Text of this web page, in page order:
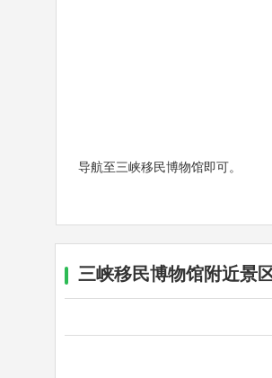
导航至三峡移民博物馆即可。
三峡移民博物馆附近景